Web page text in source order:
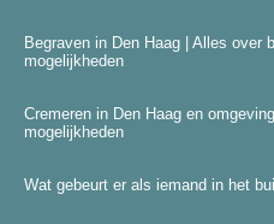
Begraven in Den Haag | Alles over
mogelijkheden
Cremeren in Den Haag en
mogelijkheden
Wat gebeurt er als iemand in het